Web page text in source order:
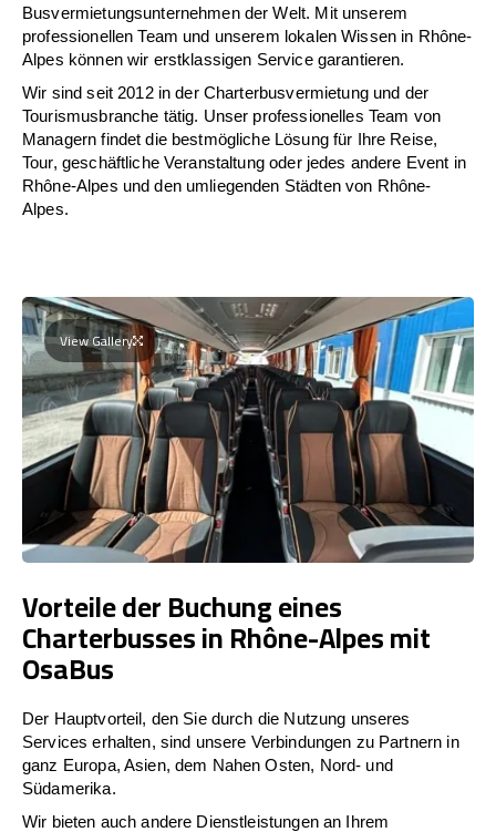
Busvermietungsunternehmen der Welt. Mit unserem
professionellen Team und unserem lokalen Wissen in Rhône-
Alpes können wir erstklassigen Service garantieren.
Wir sind seit 2012 in der Charterbusvermietung und der
Tourismusbranche tätig. Unser professionelles Team von
Managern findet die bestmögliche Lösung für Ihre Reise,
Tour, geschäftliche Veranstaltung oder jedes andere Event in
Rhône-Alpes und den umliegenden Städten von Rhône-
Alpes.
View Gallery
Vorteile der Buchung eines
Charterbusses in Rhône-Alpes mit
OsaBus
Der Hauptvorteil, den Sie durch die Nutzung unseres
Services erhalten, sind unsere Verbindungen zu Partnern in
ganz Europa, Asien, dem Nahen Osten, Nord- und
Südamerika.
Wir bieten auch andere Dienstleistungen an Ihrem